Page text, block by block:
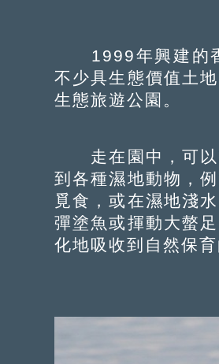
1999年興建的香
不少具生態價值土
生態旅遊公園。
走在園中，可以
到各種濕地動物，
覓食，或在濕地淺
彈塗魚或揮動大螫
化地吸收到自然保